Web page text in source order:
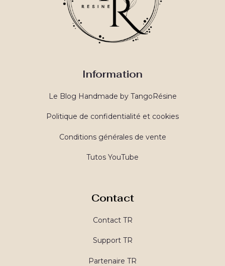
Information
Le Blog Handmade by TangoRésine
Politique de confidentialité et cookies
Conditions générales de vente
Tutos YouTube
Contact
Contact TR
Support TR
Partenaire TR